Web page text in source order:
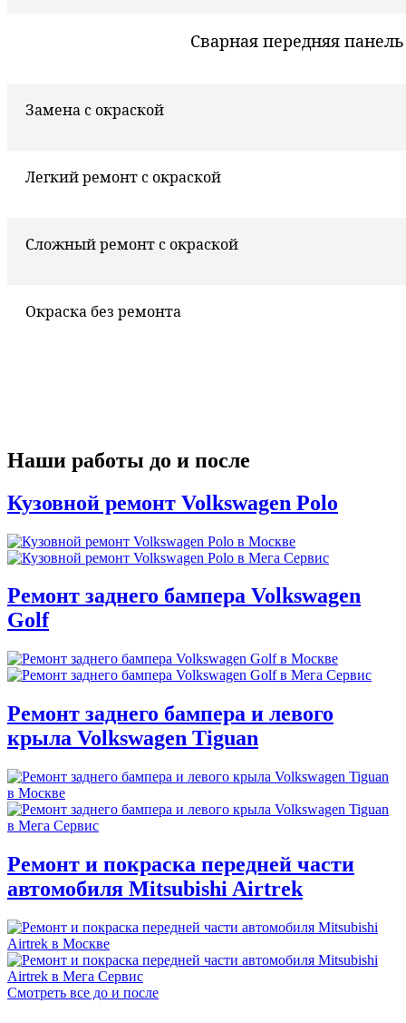
Сварная передняя панель
Замена с окраской
Легкий ремонт с окраской
Сложный ремонт с окраской
Окраска без ремонта
Наши работы до и после
Кузовной ремонт Volkswagen Polo
Ремонт заднего бампера Volkswagen
Golf
Ремонт заднего бампера и левого
крыла Volkswagen Tiguan
Ремонт и покраска передней части
автомобиля Mitsubishi Airtrek
Смотреть все до и после